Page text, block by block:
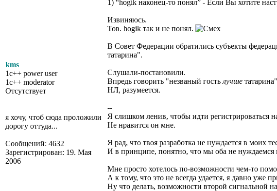
kms
1c++ power user
1c++ moderator
Отсутствует
я хочу, чтоб сюда проложили
дорогу оттуда...
Сообщений: 4632
Зарегистрирован: 19. Мая
2006
1) “hogik наконец-то понял” - Если Вы хотите
Извиняюсь.
Тов. hogik так и не понял.
В Совет Федерации обратились субъекты
татарина".
Слушали-постановили.
Впредь говорить "незваный гость лучше
НЛ, разумеется.
--
Я слишком ленив, чтобы идти регистрироваться
Не нравится он мне.
Я рад, что твоя разработка не нуждается в моих
И в принципе, понятно, что мы оба не
Мне просто хотелось по-возможности чем-то
А к тому, что это не всегда удается, я давно уже
Ну что делать, возможности второй сигнальной